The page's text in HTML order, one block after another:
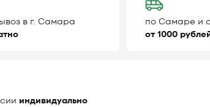
в г. Самара
по Самаре и
от 1000
индивидуально